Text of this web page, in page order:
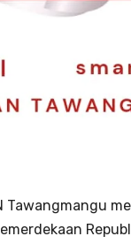
Tawangmangu